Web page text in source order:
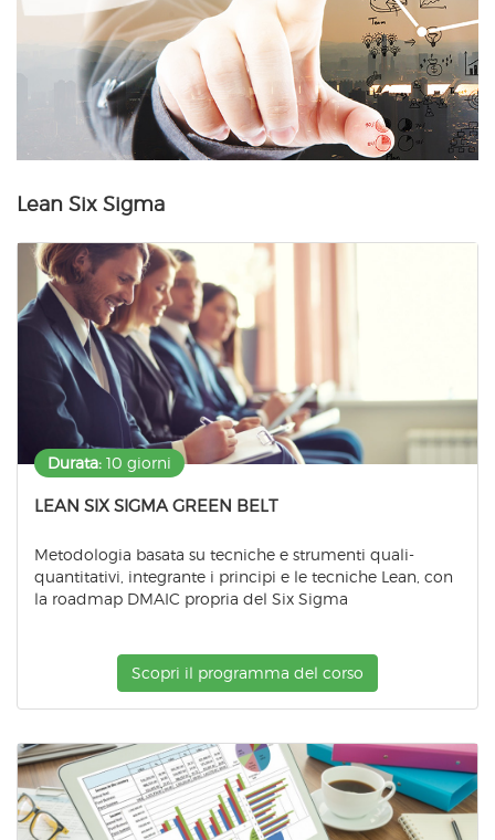
Lean Six Sigma
Durata: 10 giorni
LEAN SIX SIGMA GREEN BELT
Metodologia basata su tecniche e strumenti quali-
quantitativi, integrante i principi e le tecniche Lean, con
la roadmap DMAIC propria del Six Sigma
Scopri il programma del corso